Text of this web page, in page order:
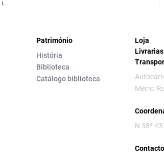
Património
História
Biblioteca
Catálogo biblioteca
Loja
Livrarias
Metro:
N 38º
Contacto